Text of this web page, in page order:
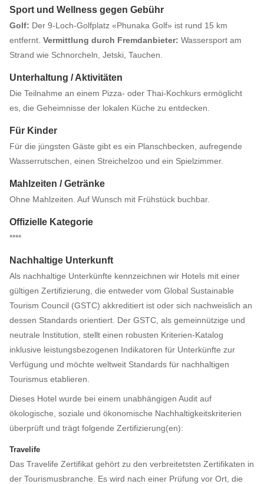
Sport und Wellness gegen Gebühr
Golf: Der 9-Loch-Golfplatz «Phunaka Golf» ist rund 15 km
entfernt. Vermittlung durch Fremdanbieter: Wassersport am
Strand wie Schnorcheln, Jetski, Tauchen.
Unterhaltung / Aktivitäten
Die Teilnahme an einem Pizza- oder Thai-Kochkurs ermöglicht
es, die Geheimnisse der lokalen Küche zu entdecken.
Für Kinder
Für die jüngsten Gäste gibt es ein Planschbecken, aufregende
Wasserrutschen, einen Streichelzoo und ein Spielzimmer.
Mahlzeiten / Getränke
Ohne Mahlzeiten. Auf Wunsch mit Frühstück buchbar.
Offizielle Kategorie
****
Nachhaltige Unterkunft
Als nachhaltige Unterkünfte kennzeichnen wir Hotels mit einer
gültigen Zertifizierung, die entweder vom Global Sustainable
Tourism Council (GSTC) akkreditiert ist oder sich nachweislich an
dessen Standards orientiert. Der GSTC, als gemeinnützige und
neutrale Institution, stellt einen robusten Kriterien-Katalog
inklusive leistungsbezogenen Indikatoren für Unterkünfte zur
Verfügung und möchte weltweit Standards für nachhaltigen
Tourismus etablieren.
Dieses Hotel wurde bei einem unabhängigen Audit auf
ökologische, soziale und ökonomische Nachhaltigkeitskriterien
überprüft und trägt folgende Zertifizierung(en):
Travelife
Das Travelife Zertifikat gehört zu den verbreitetsten Zertifikaten in
der Tourismusbranche. Es wird nach einer Prüfung vor Ort, die